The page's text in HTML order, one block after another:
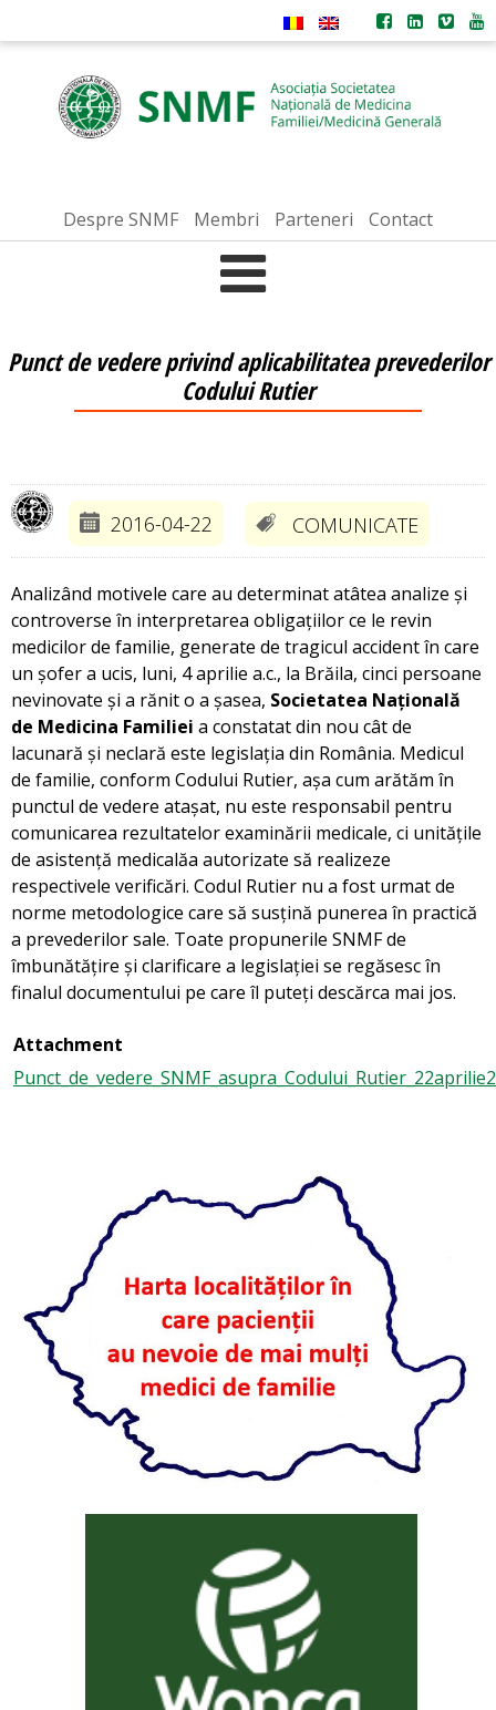
Despre SNMF Membri Parteneri Contact
Punct de vedere privind aplicabilitatea prevederilor
Codului Rutier
2016-04-22 COMUNICATE
Analizând motivele care au determinat atâtea analize și
controverse în interpretarea obligațiilor ce le revin
medicilor de familie, generate de tragicul accident în care
un șofer a ucis, luni, 4 aprilie a.c., la Brăila, cinci persoane
nevinovate și a rănit o a șasea, Societatea Națională
de Medicina Familiei a constatat din nou cât de
lacunară și neclară este legislația din România. Medicul
de familie, conform Codului Rutier, așa cum arătăm în
punctul de vedere atașat, nu este responsabil pentru
comunicarea rezultatelor examinării medicale, ci unitățile
de asistență medicalăa autorizate să realizeze
respectivele verificări. Codul Rutier nu a fost urmat de
norme metodologice care să susțină punerea în practică
a prevederilor sale. Toate propunerile SNMF de
îmbunătățire și clarificare a legislației se regăsesc în
finalul documentului pe care îl puteți descărca mai jos.
Attachment